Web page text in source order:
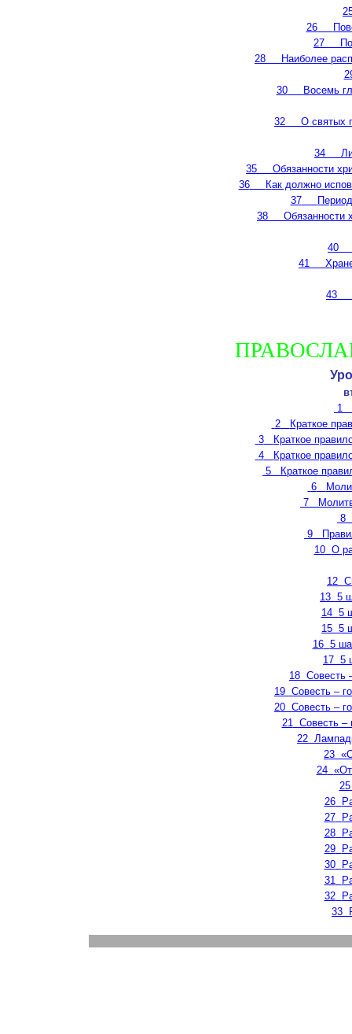
26
27
28
Наиболее
30
Восемь
32 О святых
34
35
Обязанности
36
Как должно
37
38
Обязанности
40
41
43
1
2
Краткое
3
Краткое
4
Краткое
5
Краткое
6
7
8
9
10 О
12
13 5
14 5
15 5
16 5
17 5
18 Совесть
19 Совесть –
20 Совесть –
21 Совесть –
22
23
24
25
26
27
28
29
30
31
32
33